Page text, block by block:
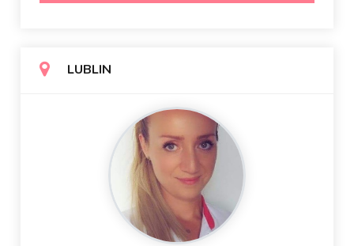
LUBLIN